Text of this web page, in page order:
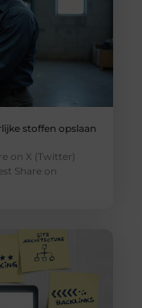
stoffen opslaan
on X (Twitter)
Share on